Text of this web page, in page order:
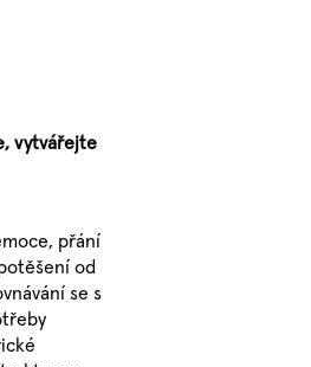
vytvářejte
přání
od
se s